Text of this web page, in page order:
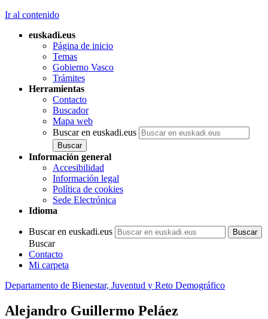
Ir al contenido
euskadi.eus
Página de inicio
Temas
Gobierno Vasco
Trámites
Herramientas
Contacto
Buscador
Mapa web
Buscar en euskadi.eus
Información general
Accesibilidad
Información legal
Política de cookies
Sede Electrónica
Idioma
Buscar en euskadi.eus
Buscar
Contacto
Mi carpeta
Departamento de Bienestar, Juventud y Reto Demográfico
Alejandro Guillermo Peláez